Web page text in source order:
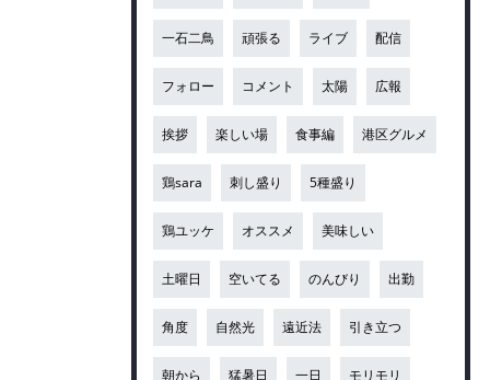
一石二鳥 頑張る ライブ 配信
フォロー コメント 太陽 広報
挨拶 楽しい場 食事編 港区グルメ
鶏sara 刺し盛り 5種盛り
鶏ユッケ オススメ 美味しい
土曜日 空いてる のんびり 出勤
角度 自然光 遠近法 引き立つ
朝から 猛暑日 一日 モリモリ